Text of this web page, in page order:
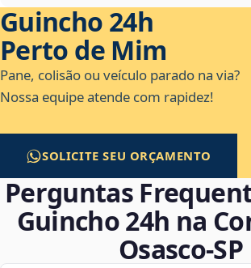
Guincho 24h
Perto de Mim
Pane, colisão ou veículo parado na via?
Nossa equipe atende com rapidez!
SOLICITE SEU ORÇAMENTO
Perguntas
Guincho 24h na
Osasco‑SP